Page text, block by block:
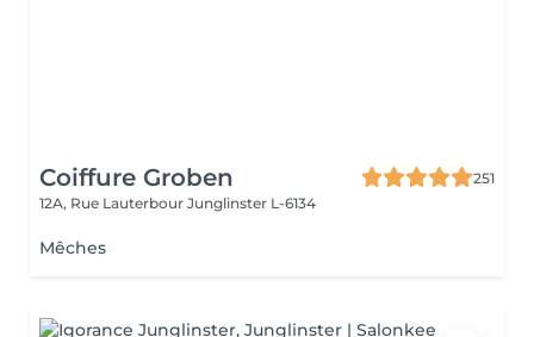
Coiffure Groben
251
12A, Rue Lauterbour Junglinster L-6134
Mêches